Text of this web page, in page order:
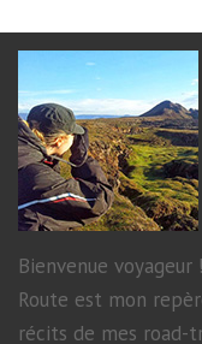
Bienvenue
Route est mon
récits de mes road-